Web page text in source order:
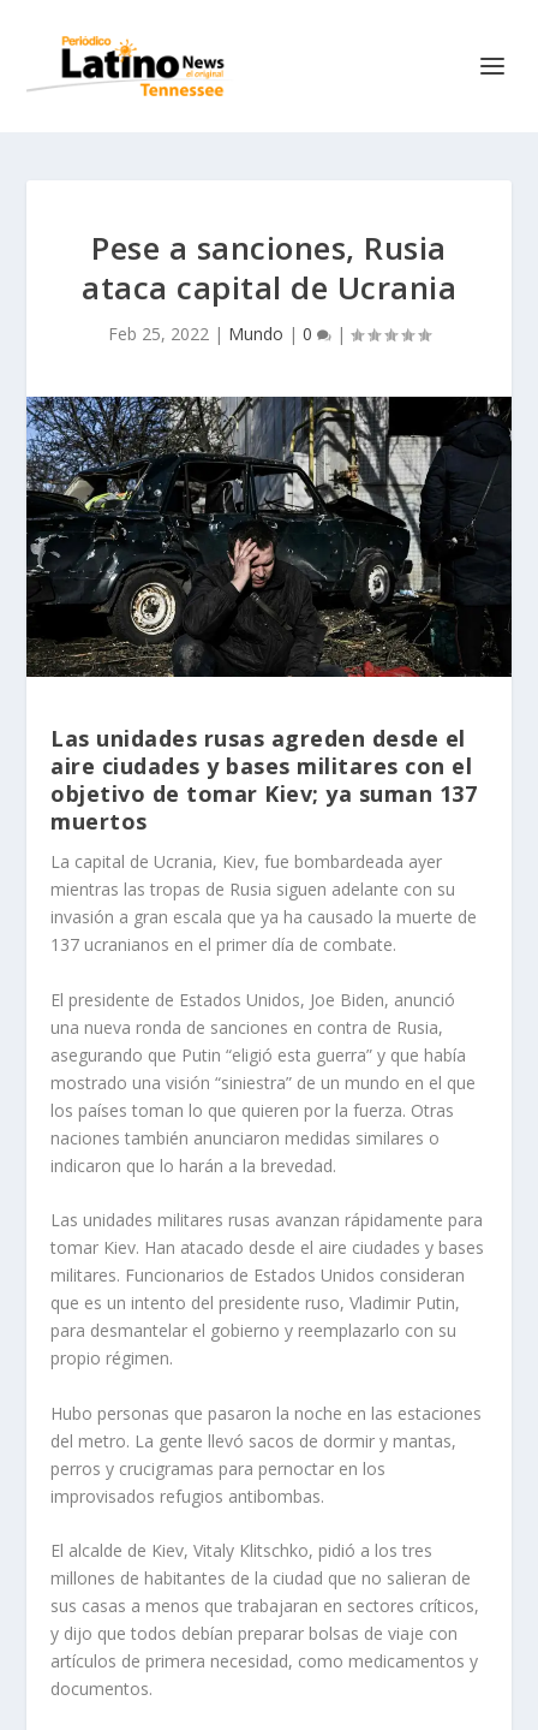
Pese a sanciones, Rusia
ataca capital de Ucrania
Feb 25, 2022 | Mundo | 0 |
Las unidades rusas agreden desde el
aire ciudades y bases militares con el
objetivo de tomar Kiev; ya suman 137
muertos
La capital de Ucrania, Kiev, fue bombardeada ayer
mientras las tropas de Rusia siguen adelante con su
invasión a gran escala que ya ha causado la muerte de
137 ucranianos en el primer día de combate.
El presidente de Estados Unidos, Joe Biden, anunció
una nueva ronda de sanciones en contra de Rusia,
asegurando que Putin “eligió esta guerra” y que había
mostrado una visión “siniestra” de un mundo en el que
los países toman lo que quieren por la fuerza. Otras
naciones también anunciaron medidas similares o
indicaron que lo harán a la brevedad.
Las unidades militares rusas avanzan rápidamente para
tomar Kiev. Han atacado desde el aire ciudades y bases
militares. Funcionarios de Estados Unidos consideran
que es un intento del presidente ruso, Vladimir Putin,
para desmantelar el gobierno y reemplazarlo con su
propio régimen.
Hubo personas que pasaron la noche en las estaciones
del metro. La gente llevó sacos de dormir y mantas,
perros y crucigramas para pernoctar en los
improvisados refugios antibombas.
El alcalde de Kiev, Vitaly Klitschko, pidió a los tres
millones de habitantes de la ciudad que no salieran de
sus casas a menos que trabajaran en sectores críticos,
y dijo que todos debían preparar bolsas de viaje con
artículos de primera necesidad, como medicamentos y
documentos.